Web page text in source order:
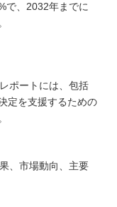
で、2032年までに
ポートには、包括
定を支援するための
、市場動向、主要